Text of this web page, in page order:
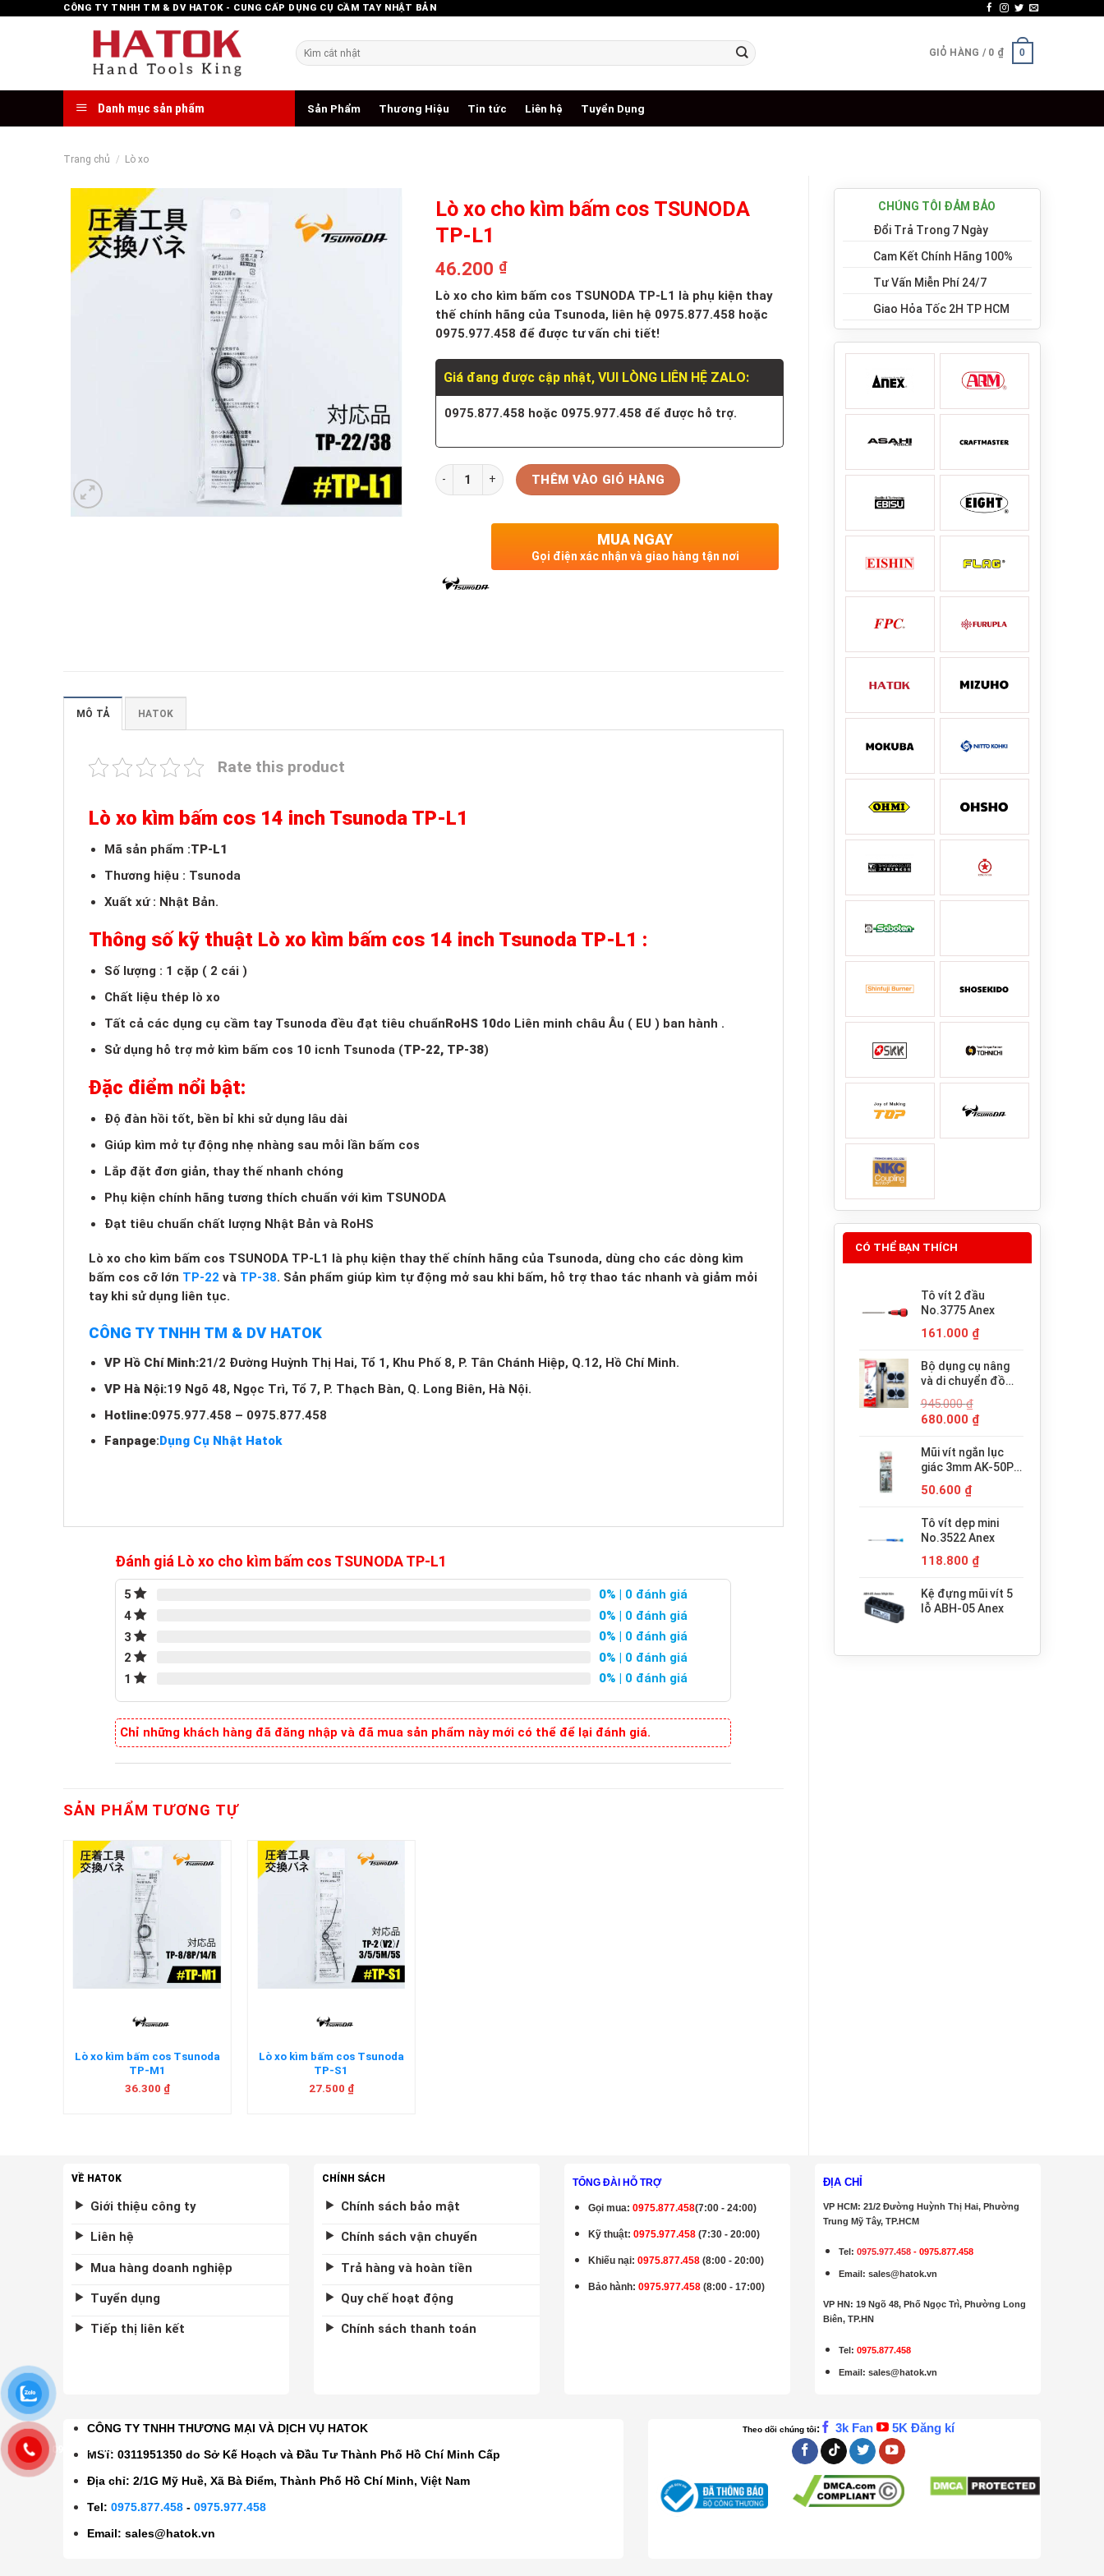
CÔNG TY TNHH TM & DV HATOK - CUNG CẤP DỤNG CỤ CẦM TAY NHẬT BẢN
Tìm
kiếm:
GIỎ HÀNG / 0 ₫ 0
Danh mục sản phẩm Sản Phẩm Thương Hiệu Tin tức Liên hệ Tuyển Dụng
Trang chủ / Lò xo
CHÚNG TÔI ĐẢM BẢO
Đổi Trả Trong 7 Ngày
Cam Kết Chính Hãng 100%
Tư Vấn Miễn Phí 24/7
Giao Hỏa Tốc 2H TP HCM
CÓ THỂ BẠN THÍCH
Tô vít 2 đầu
No.3775 Anex
161.000 ₫
Bộ dụng cụ nâng
và di chuyển đồ
minh PICUS LP-
200N
945.000₫
Giá
là:
945.000 ₫.
680.000 ₫Giá
tại
là:
Mũi vít ngắn lục
giác 3mm AK-50P-
50.600 ₫
Tô vít dẹp mini
No.3522 Anex
118.800 ₫
Kệ đựng mũi vít 5
lỗ ABH-05 Anex
Lò xo cho kìm bấm cos TSUNODA
TP-L1
46.200 ₫
Lò xo cho kìm bấm cos TSUNODA TP-L1 là phụ kiện thay
thế chính hãng của Tsunoda, liên hệ 0975.877.458 hoặc
0975.977.458 để được tư vấn chi tiết!
Giá đang được cập nhật, VUI LÒNG LIÊN HỆ ZALO:
0975.877.458 hoặc 0975.977.458 để được hỗ trợ.
Số lượng THÊM VÀO GIỎ HÀNG
MUA NGAY
Gọi điện xác nhận và giao hàng tận nơi
MÔ TẢ HATOK
Rate this product
Lò xo kìm bấm cos 14 inch Tsunoda TP-L1
Mã sản phẩm :TP-L1
Thương hiệu : Tsunoda
Xuất xứ : Nhật Bản.
Thông số kỹ thuật Lò xo kìm bấm cos 14 inch Tsunoda TP-L1 :
Số lượng : 1 cặp ( 2 cái )
Chất liệu thép lò xo
Tất cả các dụng cụ cầm tay Tsunoda đều đạt tiêu chuẩnRoHS 10do Liên minh châu Âu ( EU ) ban hành .
Sử dụng hỗ trợ mở kìm bấm cos 10 icnh Tsunoda (TP-22, TP-38)
Đặc điểm nổi bật:
Độ đàn hồi tốt, bền bỉ khi sử dụng lâu dài
Giúp kìm mở tự động nhẹ nhàng sau mỗi lần bấm cos
Lắp đặt đơn giản, thay thế nhanh chóng
Phụ kiện chính hãng tương thích chuẩn với kìm TSUNODA
Đạt tiêu chuẩn chất lượng Nhật Bản và RoHS
Lò xo cho kìm bấm cos TSUNODA TP-L1 là phụ kiện thay thế chính hãng của Tsunoda, dùng cho các dòng kìm
bấm cos cỡ lớn TP-22 và TP-38. Sản phẩm giúp kìm tự động mở sau khi bấm, hỗ trợ thao tác nhanh và giảm mỏi
tay khi sử dụng liên tục.
CÔNG TY TNHH TM & DV HATOK
VP Hồ Chí Minh:21/2 Đường Huỳnh Thị Hai, Tổ 1, Khu Phố 8, P. Tân Chánh Hiệp, Q.12, Hồ Chí Minh.
VP Hà Nội:19 Ngõ 48, Ngọc Trì, Tổ 7, P. Thạch Bàn, Q. Long Biên, Hà Nội.
Hotline:0975.977.458 – 0975.877.458
Fanpage: Dụng Cụ Nhật Hatok
Đánh giá Lò xo cho kìm bấm cos TSUNODA TP-L1
5 0% | 0 đánh giá
4
0% | 0 đánh giá
3
0% | 0 đánh giá
2
0% | 0 đánh giá
1
0% | 0 đánh giá
Chỉ những khách hàng đã đăng nhập và đã mua sản phẩm này mới có thể để lại đánh giá.
SẢN PHẨM TƯƠNG TỰ
Lò xo kìm bấm cos Tsunoda
TP-M1
36.300 ₫
Lò xo kìm bấm cos Tsunoda
TP-S1
27.500 ₫
VỀ HATOK
Giới thiệu công ty
Liên hệ
Mua hàng doanh nghiệp
Tuyển dụng
Tiếp thị liên kết
CHÍNH SÁCH
Chính sách bảo mật
Chính sách vận chuyển
Trả hàng và hoàn tiền
Quy chế hoạt động
Chính sách thanh toán
TỔNG ĐÀI HỖ TRỢ
Gọi mua:0975.877.458(7:00 - 24:00)
Kỹ thuật:0975.977.458 (7:30 - 20:00)
Khiếu nại: 0975.877.458 (8:00 - 20:00)
Bảo hành:0975.977.458 (8:00 - 17:00)
ĐỊA CHỈ
VP HCM: 21/2 Đường Huỳnh Thị Hai, Phường
Trung Mỹ Tây, TP.HCM
Tel:0975.977.458 -0975.877.458
Email:sales@hatok.vn
VP HN: 19 Ngõ 48, Phố Ngọc Trì, Phường Long
Biên, TP.HN
Tel: 0975.877.458
Email:sales@hatok.vn
CÔNG TY TNHH THƯƠNG MẠI VÀ DỊCH VỤ HATOK
MST: 0311951350 do Sở Kế Hoạch và Đầu Tư Thành Phố Hồ Chí Minh Cấp
Địa chỉ: 2/1G Mỹ Huề, Xã Bà Điểm, Thành Phố Hồ Chí Minh, Việt Nam
Tel:0975.877.458 -0975.977.458
Email:sales@hatok.vn
Theo dõi chúng tôi: 3k Fan 5K Đăng kí
0975877458